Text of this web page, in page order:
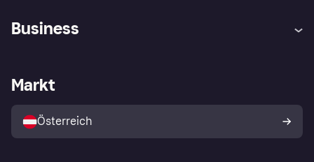
Shops entdecken
Business
Händlerportal
Markt
Österreich